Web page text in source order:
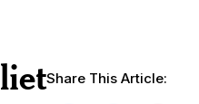
Share This Article: